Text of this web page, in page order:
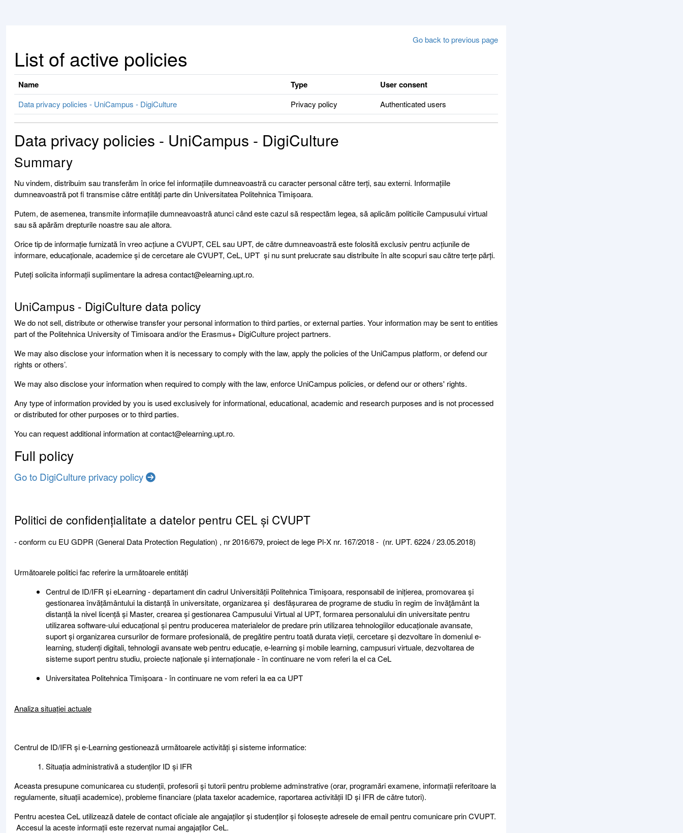
Go back to previous page
List of active policies
Name Type User consent
Data privacy policies - UniCampus - DigiCulture Privacy policy Authenticated users
Data privacy policies - UniCampus - DigiCulture
Summary
Nu vindem, distribuim sau transferăm în orice fel informațiile dumneavoastră cu caracter personal către terți, sau externi. Informațiile
dumneavoastră pot fi transmise către entități parte din Universitatea Politehnica Timișoara.
Putem, de asemenea, transmite informațiile dumneavoastră atunci când este cazul să respectăm legea, să aplicăm politicile Campusului virtual
sau să apărăm drepturile noastre sau ale altora.
Orice tip de informație furnizată în vreo acțiune a CVUPT, CEL sau UPT, de către dumneavoastră este folosită exclusiv pentru acțiunile de
informare, educaționale, academice și de cercetare ale CVUPT, CeL, UPT și nu sunt prelucrate sau distribuite în alte scopuri sau către terțe părți.
Puteți solicita informații suplimentare la adresa contact@elearning.upt.ro.
UniCampus - DigiCulture data policy
We do not sell, distribute or otherwise transfer your personal information to third parties, or external parties. Your information may be sent to entities
part of the Politehnica University of Timisoara and/or the Erasmus+ DigiCulture project partners.
We may also disclose your information when it is necessary to comply with the law, apply the policies of the UniCampus platform, or defend our
rights or others’.
We may also disclose your information when required to comply with the law, enforce UniCampus policies, or defend our or others' rights.
Any type of information provided by you is used exclusively for informational, educational, academic and research purposes and is not processed
or distributed for other purposes or to third parties.
You can request additional information at contact@elearning.upt.ro.
Full policy
Go to DigiCulture privacy policy
Politici de confidențialitate a datelor pentru CEL și CVUPT
- conform cu EU GDPR (General Data Protection Regulation) , nr 2016/679, proiect de lege Pl-X nr. 167/2018 - (nr. UPT. 6224 / 23.05.2018)
Următoarele politici fac referire la următoarele entități
Centrul de ID/IFR și eLearning - departament din cadrul Universității Politehnica Timișoara, responsabil de inițierea, promovarea și
gestionarea învățământului la distanță în universitate, organizarea și desfășurarea de programe de studiu în regim de învăţământ la
distanță la nivel licență și Master, crearea și gestionarea Campusului Virtual al UPT, formarea personalului din universitate pentru
utilizarea software-ului educațional și pentru producerea materialelor de predare prin utilizarea tehnologiilor educaționale avansate,
suport și organizarea cursurilor de formare profesională, de pregătire pentru toată durata vieții, cercetare și dezvoltare în domeniul e-
learning, studenți digitali, tehnologii avansate web pentru educație, e-learning și mobile learning, campusuri virtuale, dezvoltarea de
sisteme suport pentru studiu, proiecte naționale și internaționale - în continuare ne vom referi la el ca CeL
Universitatea Politehnica Timișoara - în continuare ne vom referi la ea ca UPT
Analiza situației actuale
Centrul de ID/IFR și e-Learning gestionează următoarele activități și sisteme informatice:
Situația administrativă a studenților ID și IFR
Aceasta presupune comunicarea cu studenții, profesorii și tutorii pentru probleme adminstrative (orar, programări examene, informații referitoare la
regulamente, situații academice), probleme financiare (plata taxelor academice, raportarea activității ID și IFR de către tutori).
Pentru acestea CeL utilizează datele de contact oficiale ale angajaților și studenților și folosește adresele de email pentru comunicare prin CVUPT.
Accesul la aceste informații este rezervat numai angajaților CeL.